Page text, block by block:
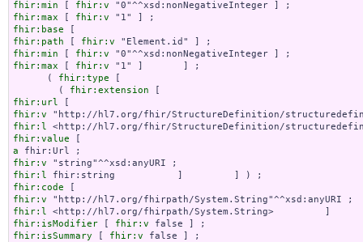
fhir:min [ fhir:v
fhir:max [ fhir:v
fhir:base
fhir:path [ fhir:v
fhir:min [ fhir:v
fhir:max [ fhir:v "1" ]       ] ;
      (
fhir:type [
        (
fhir:extension
fhir:url
fhir:v
fhir:l
fhir:value
a
fhir:v
fhir:l
fhir:code
fhir:v
fhir:l
fhir:isModifier [ fhir:v
fhir:isSummary [ fhir:v false ] ;